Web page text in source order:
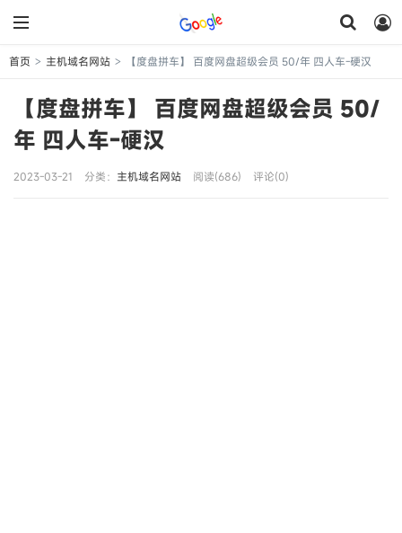
首页 > 主机域名网站 > 【度盘拼车】 百度网盘超级会员 50/年 四人车-硬汉
【度盘拼车】 百度网盘超级会员 50/
年 四人车-硬汉
2023-03-21 分类： 主机域名网站 阅读(686) 评论(0)